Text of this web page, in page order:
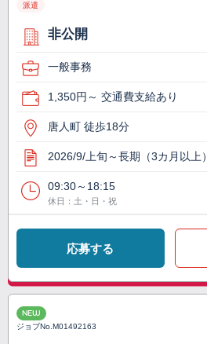
派遣
非公開
一般事務
1,350円～ 交通費支給あり
唐人町 徒歩18分
2026/9/上旬～長期（3カ月以上）
09:30～18:15
休日：土・日・祝
応募する
NEW
ジョブNo.M01492163